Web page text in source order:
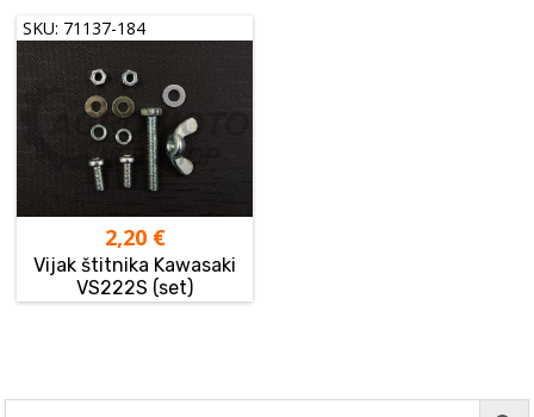
SKU: 71137-184
2,20 €
Vijak štitnika Kawasaki
VS222S (set)